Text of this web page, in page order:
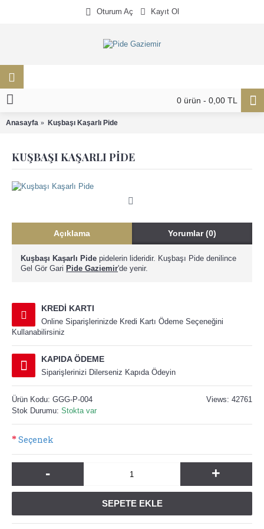
Oturum Aç Kayıt Ol
0 ürün - 0,00 TL
Anasayfa Kuşbaşı Kaşarlı Pide
KUŞBAŞI KAŞARLI PIDE
Açıklama Yorumlar (0)
Kuşbaşı Kaşarlı Pide pidelerin lideridir. Kuşbaşı Pide denilince
Gel Gör Gari Pide Gaziemir'de yenir.
KREDI KARTI
Online Siparişlerinizde Kredi Kartı Ödeme Seçeneğini
Kullanabilirsiniz
KAPIDA ÖDEME
Siparişlerinizi Dilerseniz Kapıda Ödeyin
Views: 42761
Ürün Kodu: GGG-P-004
Stok Durumu: Stokta var
Seçenek
- +
SEPETE EKLE